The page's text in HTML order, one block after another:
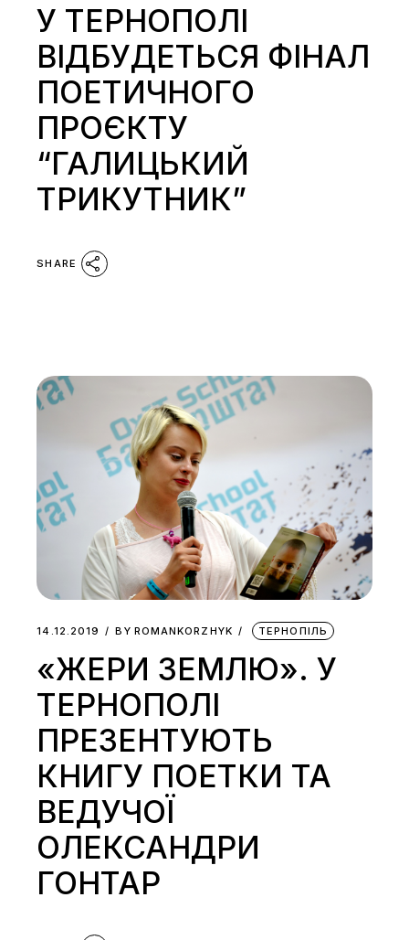
У ТЕРНОПОЛІ
ВІДБУДЕТЬСЯ ФІНАЛ
ПОЕТИЧНОГО
ПРОЄКТУ
“ГАЛИЦЬКИЙ
ТРИКУТНИК”
SHARE
14.12.2019 BY ROMANKORZHYK ТЕРНОПІЛЬ
«ЖЕРИ ЗЕМЛЮ». У
ТЕРНОПОЛІ
ПРЕЗЕНТУЮТЬ
КНИГУ ПОЕТКИ ТА
ВЕДУЧОЇ
ОЛЕКСАНДРИ
ГОНТАР